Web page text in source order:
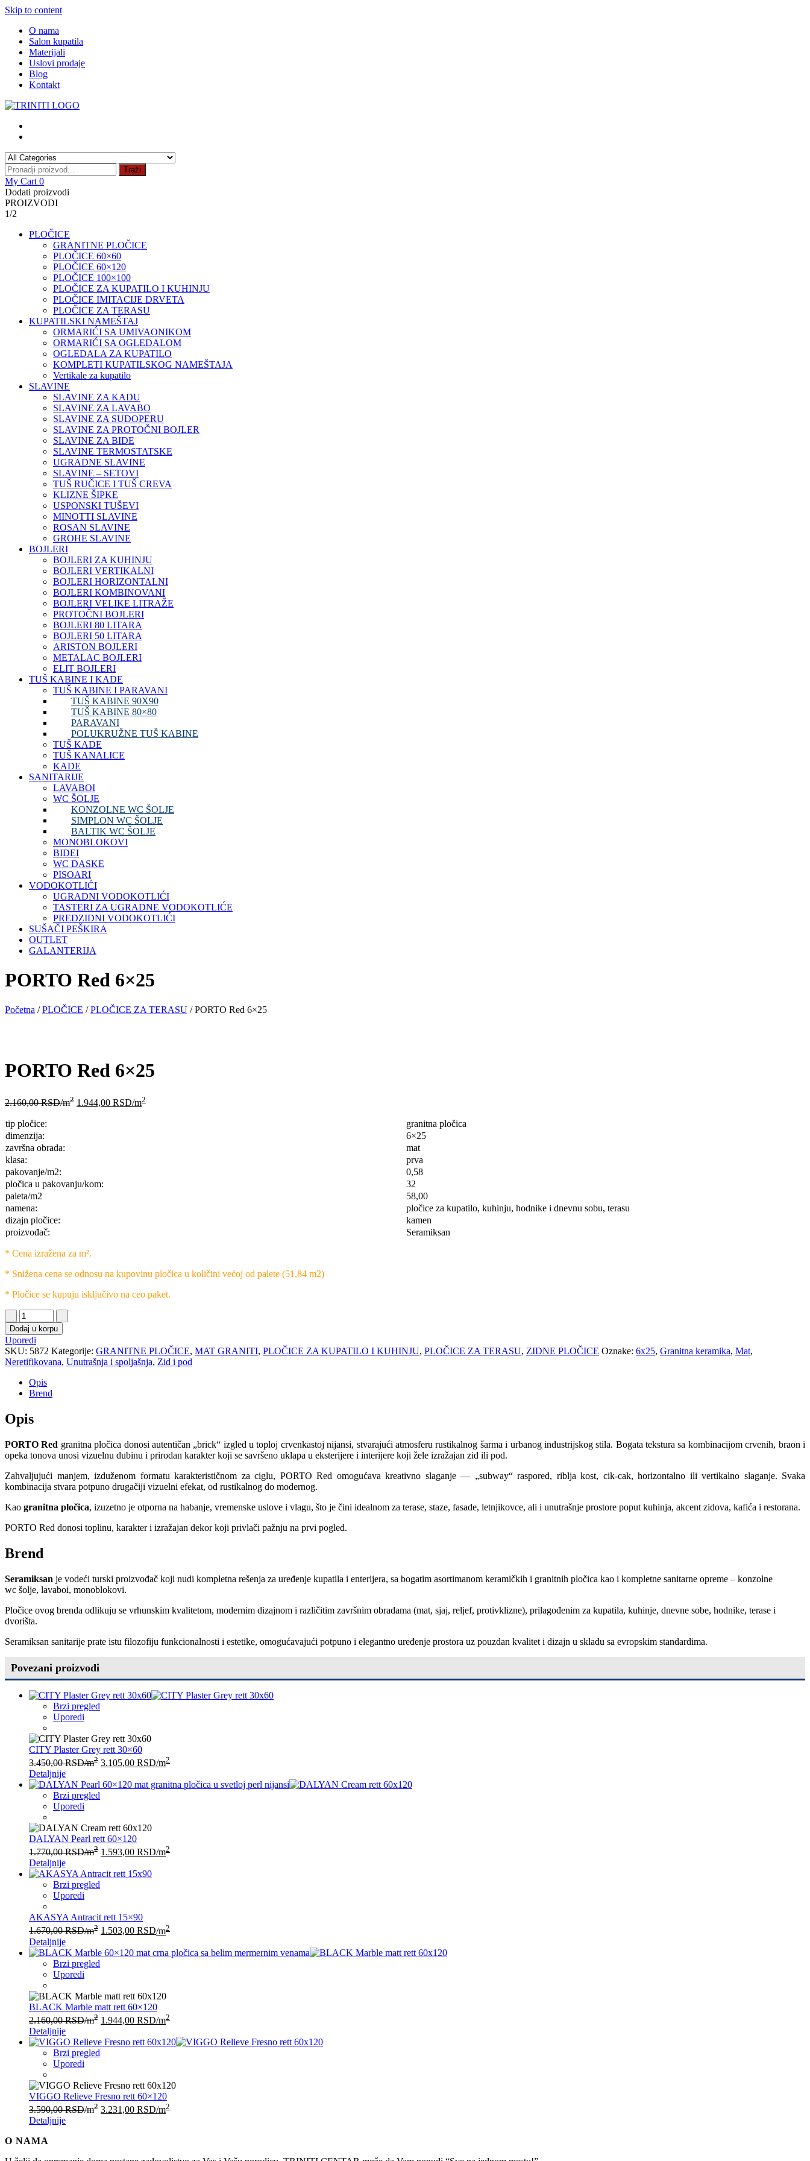
Skip to content
O nama
Salon kupatila
Materijali
Uslovi prodaje
Blog
Kontakt
Traži
My Cart 0
Dodati proizvodi
PROIZVODI
1/2
PLOČICE
GRANITNE PLOČICE
PLOČICE 60×60
PLOČICE 60×120
PLOČICE 100×100
PLOČICE ZA KUPATILO I KUHINJU
PLOČICE IMITACIJE DRVETA
PLOČICE ZA TERASU
KUPATILSKI NAMEŠTAJ
ORMARIĆI SA UMIVAONIKOM
ORMARIĆI SA OGLEDALOM
OGLEDALA ZA KUPATILO
KOMPLETI KUPATILSKOG NAMEŠTAJA
Vertikale za kupatilo
SLAVINE
SLAVINE ZA KADU
SLAVINE ZA LAVABO
SLAVINE ZA SUDOPERU
SLAVINE ZA PROTOČNI BOJLER
SLAVINE ZA BIDE
SLAVINE TERMOSTATSKE
UGRADNE SLAVINE
SLAVINE – SETOVI
TUŠ RUČICE I TUŠ CREVA
KLIZNE ŠIPKE
USPONSKI TUŠEVI
MINOTTI SLAVINE
ROSAN SLAVINE
GROHE SLAVINE
BOJLERI
BOJLERI ZA KUHINJU
BOJLERI VERTIKALNI
BOJLERI HORIZONTALNI
BOJLERI KOMBINOVANI
BOJLERI VELIKE LITRAŽE
PROTOČNI BOJLERI
BOJLERI 80 LITARA
BOJLERI 50 LITARA
ARISTON BOJLERI
METALAC BOJLERI
ELIT BOJLERI
TUŠ KABINE I KADE
TUŠ KABINE I PARAVANI
TUŠ KABINE 90X90
TUŠ KABINE 80×80
PARAVANI
POLUKRUŽNE TUŠ KABINE
TUŠ KADE
TUŠ KANALICE
KADE
SANITARIJE
LAVABOI
WC ŠOLJE
KONZOLNE WC ŠOLJE
SIMPLON WC ŠOLJE
BALTIK WC ŠOLJE
MONOBLOKOVI
BIDEI
WC DASKE
PISOARI
VODOKOTLIĆI
UGRADNI VODOKOTLIĆI
TASTERI ZA UGRADNE VODOKOTLIĆE
PREDZIDNI VODOKOTLIĆI
SUŠAČI PEŠKIRA
OUTLET
GALANTERIJA
PORTO Red 6×25
Početna /PLOČICE /PLOČICE ZA TERASU / PORTO Red 6×25
PORTO Red 6×25
2.160,00RSD/m2 1.944,00 RSD/m2
tip pločice:
granitna pločica
dimenzija:
6×25
završna obrada:
mat
klasa:
prva
pakovanje/m2:
0,58
pločica u pakovanju/kom:
32
paleta/m2
58,00
namena:
pločice za kupatilo, kuhinju, hodnike i dnevnu sobu, terasu
dizajn pločice:
kamen
proizvođač:
Seramiksan
* Cena izražena za m².
* Snižena cena se odnosu na kupovinu pločica u količini većoj od palete (51,84 m2)
* Pločice se kupuju isključivo na ceo paket.
Dodaj u korpu
Uporedi
SKU: 5872 Kategorije: GRANITNE PLOČICE, MAT GRANITI, PLOČICE ZA KUPATILO I KUHINJU, PLOČICE ZA TERASU, ZIDNE PLOČICE Oznake: 6x25, Granitna keramika, Mat,
Neretifikovana, Unutrašnja i spoljašnja, Zid i pod
Opis
Brend
Opis
PORTO Red granitna pločica donosi autentičan „brick“ izgled u toploj crvenkastoj nijansi, stvarajući atmosferu rustikalnog šarma i urbanog industrijskog stila. Bogata tekstura sa kombinacijom crvenih, braon i
opeka tonova unosi vizuelnu dubinu i prirodan karakter koji se savršeno uklapa u eksterijere i interijere koji žele izražajan zid ili pod.
Zahvaljujući manjem, izduženom formatu karakterističnom za ciglu, PORTO Red omogućava kreativno slaganje — „subway“ raspored, riblja kost, cik-cak, horizontalno ili vertikalno slaganje. Svaka
kombinacija stvara potpuno drugačiji vizuelni efekat, od rustikalnog do modernog.
Kao granitna pločica, izuzetno je otporna na habanje, vremenske uslove i vlagu, što je čini idealnom za terase, staze, fasade, letnjikovce, ali i unutrašnje prostore poput kuhinja, akcent zidova, kafića i restorana.
PORTO Red donosi toplinu, karakter i izražajan dekor koji privlači pažnju na prvi pogled.
Brend
Seramiksan je vodeći turski proizvođač koji nudi kompletna rešenja za uređenje kupatila i enterijera, sa bogatim asortimanom keramičkih i granitnih pločica kao i kompletne sanitarne opreme – konzolne
wc šolje, lavaboi, monoblokovi.
Pločice ovog brenda odlikuju se vrhunskim kvalitetom, modernim dizajnom i različitim završnim obradama (mat, sjaj, reljef, protivklizne), prilagođenim za kupatila, kuhinje, dnevne sobe, hodnike, terase i
dvorišta.
Seramiksan sanitarije prate istu filozofiju funkcionalnosti i estetike, omogućavajući potpuno i elegantno uređenje prostora uz pouzdan kvalitet i dizajn u skladu sa evropskim standardima.
Povezani proizvodi
Brzi pregled
Uporedi
CITY Plaster Grey rett 30×60
3.450,00RSD/m2 3.105,00 RSD/m2
Detaljnije
Brzi pregled
Uporedi
DALYAN Pearl rett 60×120
1.770,00RSD/m2 1.593,00 RSD/m2
Detaljnije
Brzi pregled
Uporedi
AKASYA Antracit rett 15×90
1.670,00RSD/m2 1.503,00 RSD/m2
Detaljnije
Brzi pregled
Uporedi
BLACK Marble matt rett 60×120
2.160,00RSD/m2 1.944,00 RSD/m2
Detaljnije
Brzi pregled
Uporedi
VIGGO Relieve Fresno rett 60×120
3.590,00RSD/m2 3.231,00 RSD/m2
Detaljnije
O NAMA